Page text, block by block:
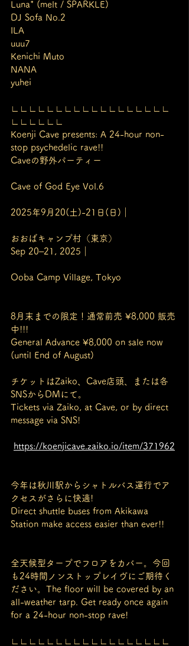
Luna* (melt / SPARKLE)
DJ Sofa No.2
ILA
uuu7
Kenichi Muto
NANA
yuhei
∟∟∟∟∟∟∟∟∟∟∟∟∟∟∟∟∟∟
∟∟∟∟∟∟
Koenji Cave presents: A 24-hour non-
stop psychedelic rave!!
Caveの野外パーティー
Cave of God Eye Vol.6
2025年9月20(土)-21日(日)｜
おおばキャンプ村（東京）
Sep 20–21, 2025｜
Ooba Camp Village, Tokyo
8月末までの限定！通常前売 ¥8,000 販売
中!!!
General Advance ¥8,000 on sale now
(until End of August)
チケットはZaiko、Cave店頭、または各
SNSからDMにて。
Tickets via Zaiko, at Cave, or by direct
message via SNS!
https://koenjicave.zaiko.io/item/371962
今年は秋川駅からシャトルバス運行でア
クセスがさらに快適!
Direct shuttle buses from Akikawa
Station make access easier than ever!!
全天候型タープでフロアをカバー。今回
も24時間ノンストップレイヴにご期待く
ださい。The floor will be covered by an
all-weather tarp. Get ready once again
for a 24-hour non-stop rave!
∟∟∟∟∟∟∟∟∟∟∟∟∟∟∟∟∟∟